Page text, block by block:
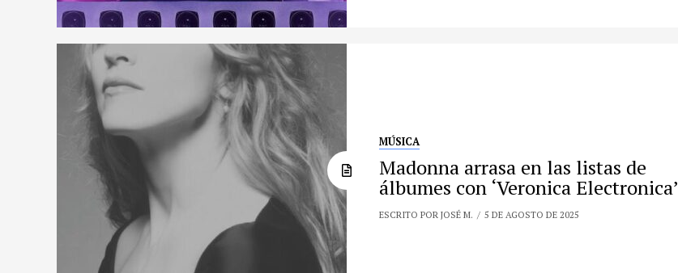
MÚSICA
Madonna arrasa en las listas de
álbumes con ‘Veronica Electronica’
ESCRITO POR JOSÉ M. 5 DE AGOSTO DE 2025